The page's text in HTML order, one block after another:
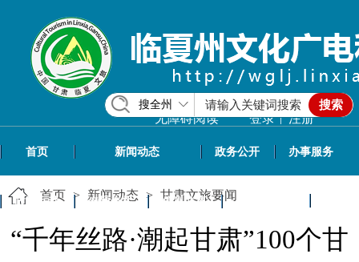
无障碍阅读 登录 | 注册
搜全州 搜索
首页 新闻动态 政务公开 办事服务
政民互动 专题专栏 信息共享
首页 > 新闻动态 > 甘肃文旅要闻
“千年丝路·潮起甘肃”100个甘